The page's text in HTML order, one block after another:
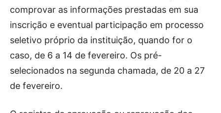
comprovar as informações prestadas em sua
inscrição e eventual participação em processo
seletivo próprio da instituição, quando for o
caso, de 6 a 14 de fevereiro. Os pré-
selecionados na segunda chamada, de 20 a 27
de fevereiro.